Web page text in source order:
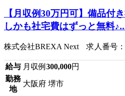
【月収例30万円可】備品付
しかも社宅費はずっと無料
株式会社BREXA Next 求人番号：
給与 月収例 300,000円
勤務
地
大阪府 堺市